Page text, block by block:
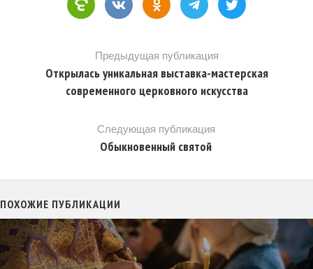
Предыдущая публикация
Открылась уникальная выставка-мастерская
современного церковного искусства
Следующая публикация
Обыкновенный святой
ПОХОЖИЕ ПУБЛИКАЦИИ